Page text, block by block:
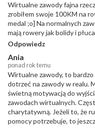
Wirtualne zawody fajna
zrobiłem swoje 100KM na
medal ;o] Na normalnych
mają rowery jak bolidy i
Odpowiedz
Ania
ponad rok temu
Wirtualne zawody, to
dotrzeć na zawody w realu.
świetną motywacją do
zawodach wirtualnych.
charytatywną. Jeżeli to, że
pomocy potrzebuje, to